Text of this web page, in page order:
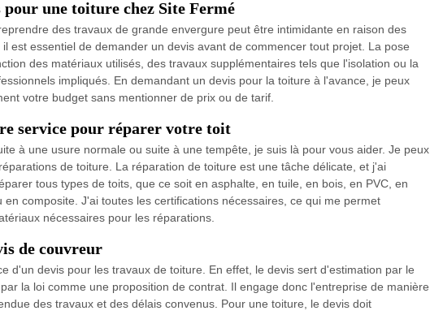
une toiture chez Site Fermé
des travaux de grande envergure peut être intimidante en raison des
est essentiel de demander un devis avant de commencer tout projet. La pose
des matériaux utilisés, des travaux supplémentaires tels que l'isolation ou la
impliqués. En demandant un devis pour la toiture à l'avance, je peux
votre budget sans mentionner de prix ou de tarif.
service pour réparer votre toit
à une usure normale ou suite à une tempête, je suis là pour vous aider. Je peux
de toiture. La réparation de toiture est une tâche délicate, et j'ai
tous types de toits, que ce soit en asphalte, en tuile, en bois, en PVC, en
composite. J'ai toutes les certifications nécessaires, ce qui me permet
nécessaires pour les réparations.
de couvreur
d'un devis pour les travaux de toiture. En effet, le devis sert d'estimation par le
la loi comme une proposition de contrat. Il engage donc l'entreprise de manière
des travaux et des délais convenus. Pour une toiture, le devis doit